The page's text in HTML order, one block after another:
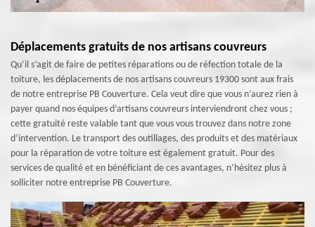
Déplacements gratuits de nos artisans couvreurs
Qu’il s’agit de faire de petites réparations ou de réfection totale de la
toiture, les déplacements de nos artisans couvreurs 19300 sont aux frais
de notre entreprise PB Couverture. Cela veut dire que vous n’aurez rien à
payer quand nos équipes d’artisans couvreurs interviendront chez vous ;
cette gratuité reste valable tant que vous vous trouvez dans notre zone
d’intervention. Le transport des outillages, des produits et des matériaux
pour la réparation de votre toiture est également gratuit. Pour des
services de qualité et en bénéficiant de ces avantages, n’hésitez plus à
solliciter notre entreprise PB Couverture.